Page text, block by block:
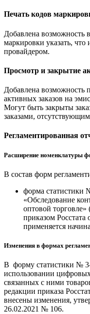
Печать кодов
Добавлена возможность
маркировки указать, что
провайдером.
Просмотр и закрытие
Добавлена возможность
активных заказов на
Могут быть закрыты
заказами,
Регламентированная
Расширение номенклатуры
В состав форм
форма статистики
«Обследование
оптовой
приказом
применяется
Изменения в формах
В форму статистики №
использовании
связанных с ними
редакции приказа
внесены изменения,
26.02.2021 № 106.